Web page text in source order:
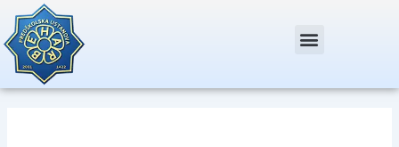
to
content
Post
pagination